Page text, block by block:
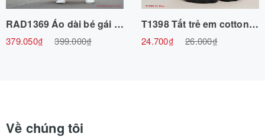
RAD1369 Áo dài bé gái 3/4-10/11 R8
379.050₫ 399.000₫
T1398 Tất trẻ em cotton 9cm L-XL
24.700₫ 26.000₫
Về chúng tôi